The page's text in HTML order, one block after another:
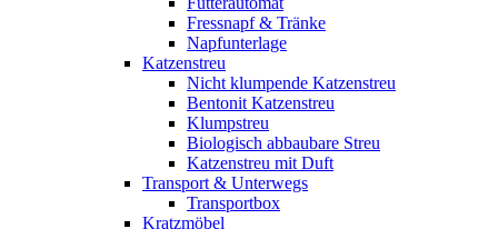
Fressnapf & Tränke
Napfunterlage
Katzenstreu
Nicht klumpende Katzenstreu
Bentonit Katzenstreu
Klumpstreu
Biologisch abbaubare Streu
Katzenstreu mit Duft
Transport & Unterwegs
Transportbox
Kratzmöbel